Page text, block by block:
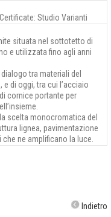
Studio Varianti
situata nel sottotetto di
e utilizzata fino agli anni
tra materiali del
di oggi, tra cui l’acciaio
cornice portante per
scelta monocromatica del
lignea, pavimentazione
ne amplificano la luce.
Indietro